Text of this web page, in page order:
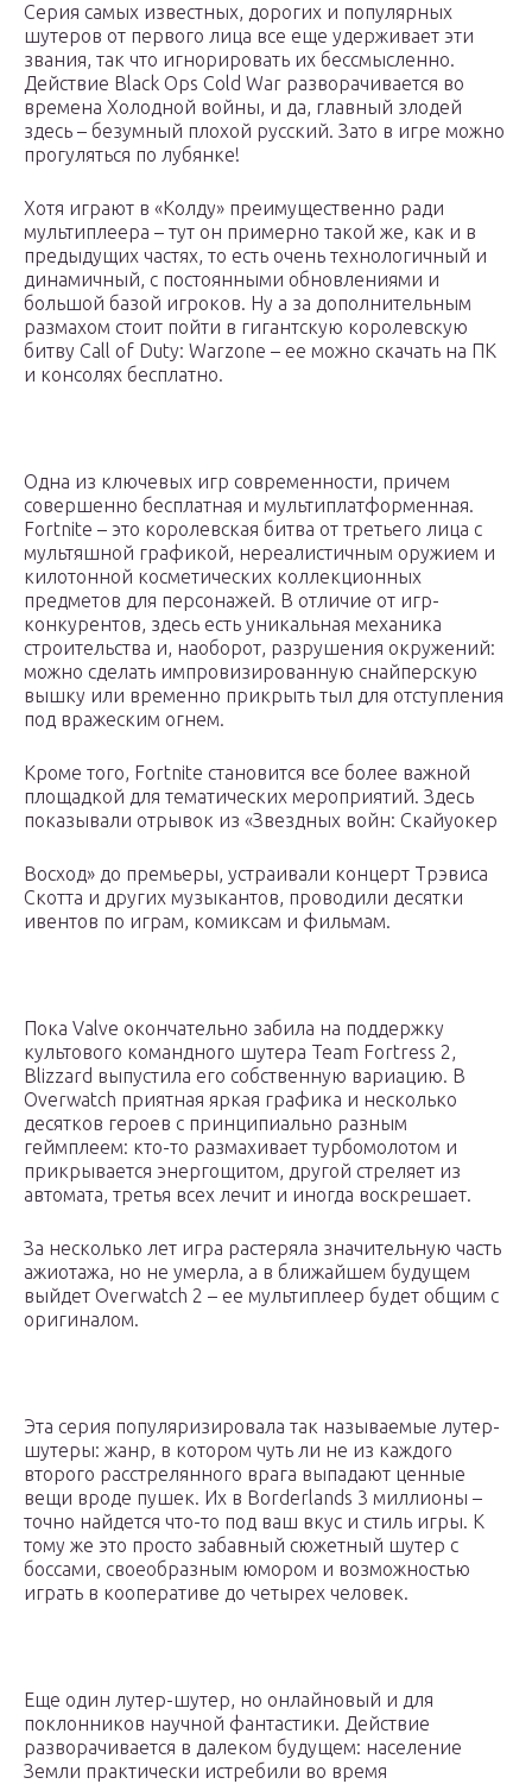
Серия самых известных, дорогих и популярных
шутеров от первого лица все еще удерживает эти
звания, так что игнорировать их бессмысленно.
Действие Black Ops Cold War разворачивается во
времена Холодной войны, и да, главный злодей
здесь – безумный плохой русский. Зато в игре можно
прогуляться по лубянке!
Хотя играют в «Колду» преимущественно ради
мультиплеера – тут он примерно такой же, как и в
предыдущих частях, то есть очень технологичный и
динамичный, с постоянными обновлениями и
большой базой игроков. Ну а за дополнительным
размахом стоит пойти в гигантскую королевскую
битву Call of Duty: Warzone – ее можно скачать на ПК
и консолях бесплатно.
Одна из ключевых игр современности, причем
совершенно бесплатная и мультиплатформенная.
Fortnite – это королевская битва от третьего лица с
мультяшной графикой, нереалистичным оружием и
килотонной косметических коллекционных
предметов для персонажей. В отличие от игр-
конкурентов, здесь есть уникальная механика
строительства и, наоборот, разрушения окружений:
можно сделать импровизированную снайперскую
вышку или временно прикрыть тыл для отступления
под вражеским огнем.
Кроме того, Fortnite становится все более важной
площадкой для тематических мероприятий. Здесь
показывали отрывок из «Звездных войн: Скайуокер
Восход» до премьеры, устраивали концерт Трэвиса
Скотта и других музыкантов, проводили десятки
ивентов по играм, комиксам и фильмам.
Пока Valve окончательно забила на поддержку
культового командного шутера Team Fortress 2,
Blizzard выпустила его собственную вариацию. В
Overwatch приятная яркая графика и несколько
десятков героев с принципиально разным
геймплеем: кто-то размахивает турбомолотом и
прикрывается энергощитом, другой стреляет из
автомата, третья всех лечит и иногда воскрешает.
За несколько лет игра растеряла значительную часть
ажиотажа, но не умерла, а в ближайшем будущем
выйдет Overwatch 2 – ее мультиплеер будет общим с
оригиналом.
Эта серия популяризировала так называемые лутер-
шутеры: жанр, в котором чуть ли не из каждого
второго расстрелянного врага выпадают ценные
вещи вроде пушек. Их в Borderlands 3 миллионы –
точно найдется что-то под ваш вкус и стиль игры. К
тому же это просто забавный сюжетный шутер с
боссами, своеобразным юмором и возможностью
играть в кооперативе до четырех человек.
Еще один лутер-шутер, но онлайновый и для
поклонников научной фантастики. Действие
разворачивается в далеком будущем: население
Земли практически истребили во время